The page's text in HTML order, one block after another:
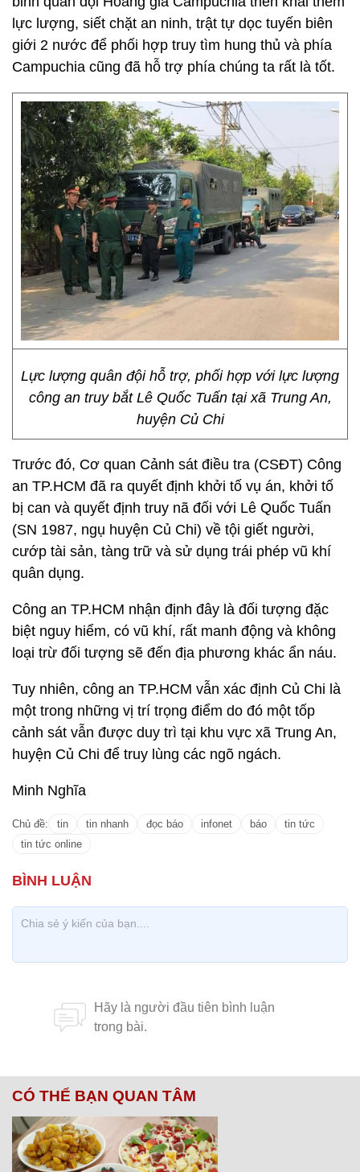
lực lượng, siết chặt an ninh, trật tự dọc tuyến biên
giới 2 nước để phối hợp truy tìm hung thủ và phía
Campuchia cũng đã hỗ trợ phía chúng ta rất là tốt.
Lực lượng quân đội hỗ trợ, phối hợp với lực lượng
công an truy bắt Lê Quốc Tuấn tại xã Trung An,
huyện Củ Chi
Trước đó, Cơ quan Cảnh sát điều tra (CSĐT) Công
an TP.HCM đã ra quyết định khởi tố vụ án, khởi tố
bị can và quyết định truy nã đối với Lê Quốc Tuấn
(SN 1987, ngụ huyện Củ Chi) về tội giết người,
cướp tài sản, tàng trữ và sử dụng trái phép vũ khí
quân dụng.
Công an TP.HCM nhận định đây là đối tượng đặc
biệt nguy hiểm, có vũ khí, rất manh động và không
loại trừ đối tượng sẽ đến địa phương khác ẩn náu.
Tuy nhiên, công an TP.HCM vẫn xác định Củ Chi là
một trong những vị trí trọng điểm do đó một tốp
cảnh sát vẫn được duy trì tại khu vực xã Trung An,
huyện Củ Chi để truy lùng các ngõ ngách.
Minh Nghĩa
Chủ đề: tin tin nhanh đọc báo infonet báo
tin tức
tin tức online
CÓ THỂ BẠN QUAN TÂM